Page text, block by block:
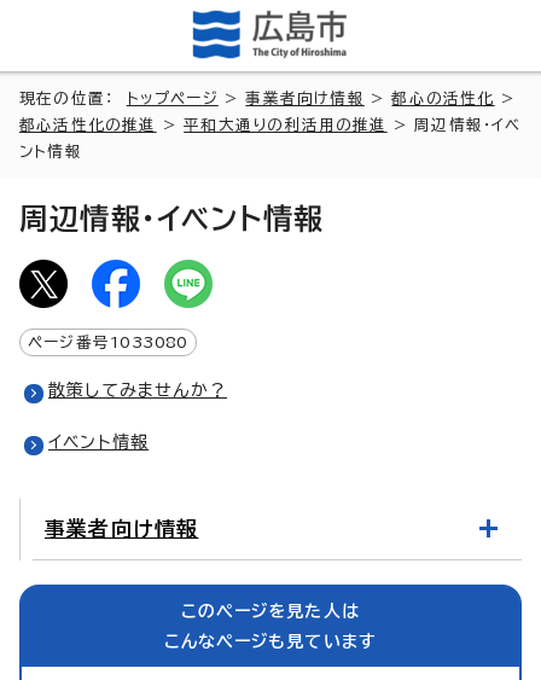
現在の位置： トップページ >事業者向け情報 >都心の活性化
>
都心活性化の推進
>平和大通りの利活用の推進
> 周辺情報・イベ
ント情報
周辺情報・イベント情報
ページ番号 1033080
散策してみませんか？
イベント情報
事業者向け情報
このページを見た人は
こんなページも見ています